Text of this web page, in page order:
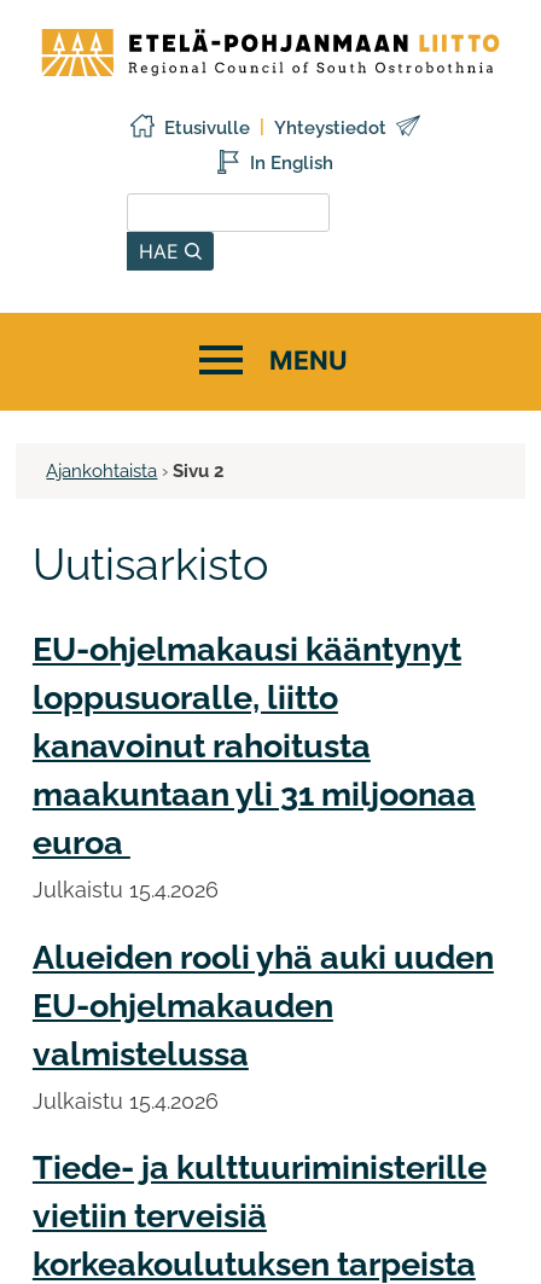
sisältöön
Pohjanmaan
liitto
Etusivulle Yhteystiedot
HAE
In English
Ajankohtaista ›Sivu 2
Uutisarkisto
EU-ohjelmakausi kääntynyt
loppusuoralle, liitto
kanavoinut rahoitusta
maakuntaan yli 31 miljoonaa
euroa
Julkaistu 15.4.2026
Alueiden rooli yhä auki uuden
EU-ohjelmakauden
valmistelussa
Julkaistu 15.4.2026
Tiede- ja kulttuuriministerille
vietiin terveisiä
korkeakoulutuksen tarpeista